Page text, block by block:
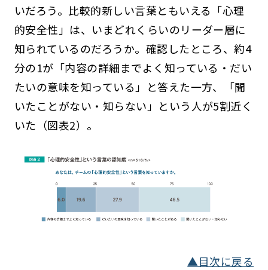
いだろう。比較的新しい言葉ともいえる「心理
的安全性」は、いまどれくらいのリーダー層に
知られているのだろうか。確認したところ、約4
分の1が「内容の詳細までよく知っている・だい
たいの意味を知っている」と答えた一方、「聞
いたことがない・知らない」という人が5割近く
いた（図表2）。
▲目次に戻る